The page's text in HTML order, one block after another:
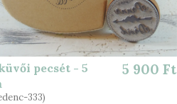
pecsét - 5
333)
5 900 Ft